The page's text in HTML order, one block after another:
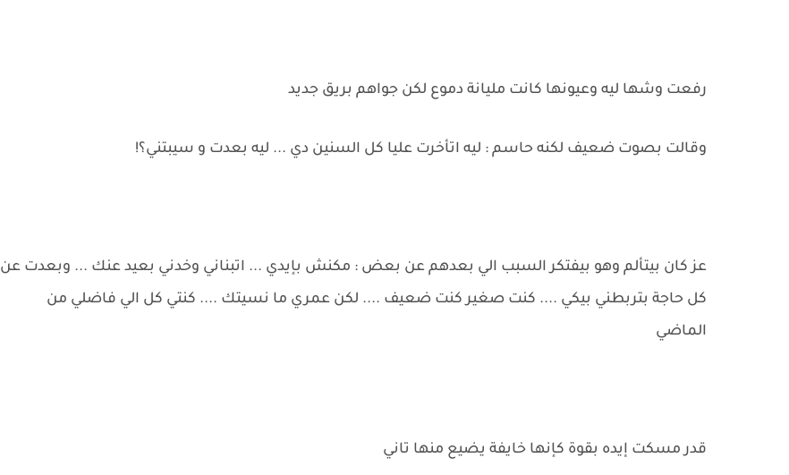
رفعت وشها ليه وعيونها كانت مليانة دموع لكن جواهم بريق جديد
وقالت بصوت ضعيف لكنه حاسم : ليه اتأخرت عليا كل السنين دي ... ليه بعدت و سيبتني؟!
عز كان بيتألم وهو بيفتكر السبب الي بعدهم عن بعض : مكنش بإيدي ... اتبناني وخدني بعيد عنك ... وبعدت عن
كل حاجة بتربطني بيكي .... كنت صغير كنت ضعيف .... لكن عمري ما نسيتك .... كنتي كل الي فاضلي من
الماضي
قدر مسكت إيده بقوة كإنها خايفة يضيع منها تاني